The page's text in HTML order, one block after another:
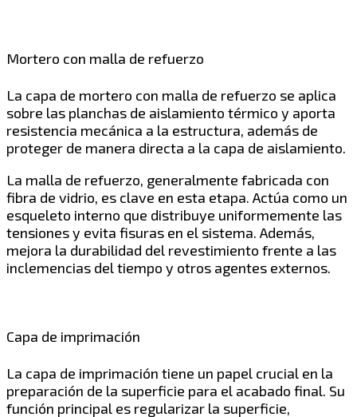
Mortero con malla de refuerzo
La capa de mortero con malla de refuerzo se aplica
sobre las planchas de aislamiento térmico y aporta
resistencia mecánica a la estructura, además de
proteger de manera directa a la capa de aislamiento.
La malla de refuerzo, generalmente fabricada con
fibra de vidrio, es clave en esta etapa. Actúa como un
esqueleto interno que distribuye uniformemente las
tensiones y evita fisuras en el sistema. Además,
mejora la durabilidad del revestimiento frente a las
inclemencias del tiempo y otros agentes externos.
Capa de imprimación
La capa de imprimación tiene un papel crucial en la
preparación de la superficie para el acabado final. Su
función principal es regularizar la superficie,